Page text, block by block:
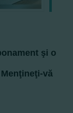
şi o
vă